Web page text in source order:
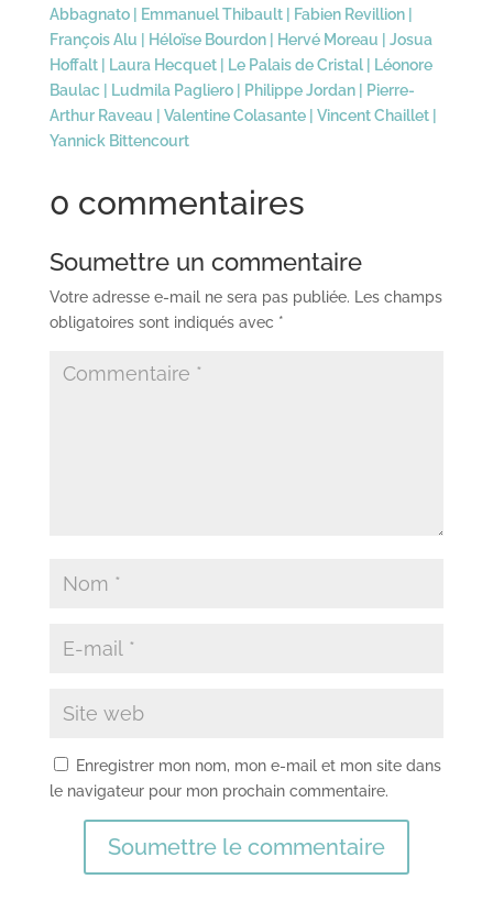
Abbagnato| Emmanuel Thibault| Fabien Revillion|
François Alu
Héloïse Bourdon| Hervé Moreau
Josua
Hoffalt| Laura Hecquet| Le Palais de Cristal|
Léonore
Baulac| Ludmila Pagliero| Philippe Jordan|
Pierre-
Arthur Raveau
Valentine Colasante| Vincent Chaillet|
Yannick Bittencourt
0 commentaires
Soumettre un commentaire
Votre adresse e-mail ne sera pas publiée.
Les champs
obligatoires sont indiqués avec *
Enregistrer mon nom, mon e-mail et mon site dans
le navigateur pour mon prochain commentaire.
Soumettre le commentaire